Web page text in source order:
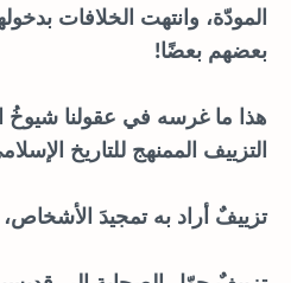
المودّة، وانتهت الخلافات
بعضهم بعضًا!
هذا ما غرسه في عقولنا
التزييف الممنهج للتاريخ
تزييفٌ أراد به تمجيدَ الأشخاص،